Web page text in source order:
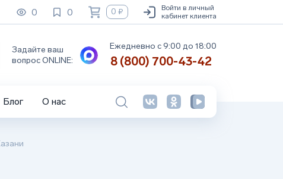
0 0 0 ₽
Войти в личный
кабинет клиента
Задайте ваш
вопрос ONLINE:
Ежедневно с 9:00 до 18:00
8 (800) 700-43-42
Блог О нас